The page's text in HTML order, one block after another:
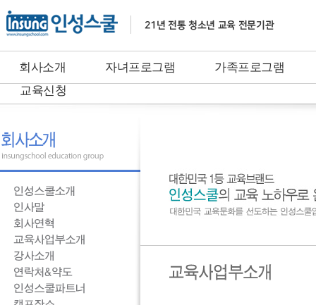
회사소개 자녀프로그램
가족프로그램
교육신청